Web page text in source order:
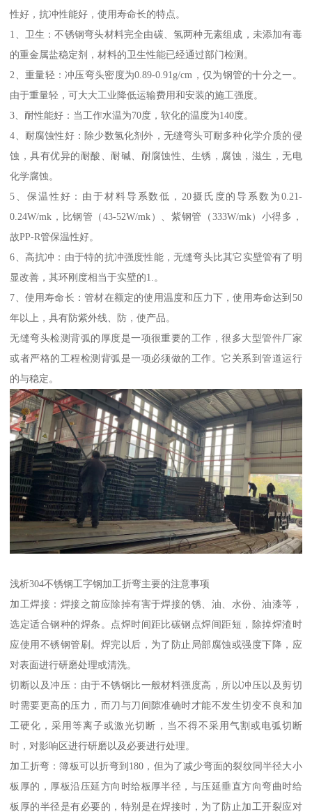
性好，抗冲性能好，使用寿命长的特点。
1、卫生：不锈钢弯头材料完全由碳、氢两种无素组成，未添加有毒
的重金属盐稳定剂，材料的卫生性能已经通过部门检测。
2、重量轻：冲压弯头密度为0.89-0.91g/cm，仅为钢管的十分之一。
由于重量轻，可大大工业降低运输费用和安装的施工强度。
3、耐性能好：当工作水温为70度，软化的温度为140度。
4、耐腐蚀性好：除少数氢化剂外，无缝弯头可耐多种化学介质的侵
蚀，具有优异的耐酸、耐碱、耐腐蚀性、生锈，腐蚀，滋生，无电
化学腐蚀。
5、保温性好：由于材料导系数低，20摄氏度的导系数为0.21-
0.24W/mk，比钢管（43-52W/mk）、紫钢管（333W/mk）小得多，
故PP-R管保温性好。
6、高抗冲：由于特的抗冲强度性能，无缝弯头比其它实壁管有了明
显改善，其环刚度相当于实壁的1.。
7、使用寿命长：管材在额定的使用温度和压力下，使用寿命达到50
年以上，具有防紫外线、防，使产品。
无缝弯头检测背弧的厚度是一项很重要的工作，很多大型管件厂家
或者严格的工程检测背弧是一项必须做的工作。它关系到管道运行
的与稳定。
浅析304不锈钢工字钢加工折弯主要的注意事项
加工焊接：焊接之前应除掉有害于焊接的锈、油、水份、油漆等，
选定适合钢种的焊条。点焊时间距比碳钢点焊间距短，除掉焊渣时
应使用不锈钢管刷。焊完以后，为了防止局部腐蚀或强度下降，应
对表面进行研磨处理或清洗。
切断以及冲压：由于不锈钢比一般材料强度高，所以冲压以及剪切
时需要更高的压力，而刀与刀间隙准确时才能不发生切变不良和加
工硬化，采用等离子或激光切断，当不得不采用气割或电弧切断
时，对影响区进行研磨以及必要进行处理。
加工折弯：簿板可以折弯到180，但为了减少弯面的裂纹同半径大小
板厚的，厚板沿压延方向时给板厚半径，与压延垂直方向弯曲时给
板厚的半径是有必要的，特别是在焊接时，为了防止加工开裂应对